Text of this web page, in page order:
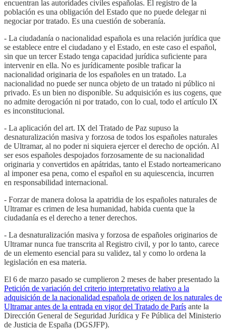
encuentran las autoridades civiles españolas. El registro de la
población es una obligación del Estado que no puede delegar ni
negociar por tratado. Es una cuestión de soberanía.
- La ciudadanía o nacionalidad española es una relación jurídica que
se establece entre el ciudadano y el Estado, en este caso el español,
sin que un tercer Estado tenga capacidad jurídica suficiente para
intervenir en ella. No es jurídicamente posible traficar la
nacionalidad originaria de los españoles en un tratado. La
nacionalidad no puede ser nunca objeto de un tratado ni público ni
privado. Es un bien no disponible. Su adquisición es ius cogens, que
no admite derogación ni por tratado, con lo cual, todo el artículo IX
es inconstitucional.
- La aplicación del art. IX del Tratado de Paz supuso la
desnaturalización masiva y forzosa de todos los españoles naturales
de Ultramar, al no poder ni siquiera ejercer el derecho de opción. Al
ser esos españoles despojados forzosamente de su nacionalidad
originaria y convertidos en apátridas, tanto el Estado norteamericano
al imponer esa pena, como el español en su aquiescencia, incurren
en responsabilidad internacional.
- Forzar de manera dolosa la apatridia de los españoles naturales de
Ultramar es crimen de lesa humanidad, habida cuenta que la
ciudadanía es el derecho a tener derechos.
- La desnaturalización masiva y forzosa de españoles originarios de
Ultramar nunca fue transcrita al Registro civil, y por lo tanto, carece
de un elemento esencial para su validez, tal y como lo ordena la
legislación en esa materia.
El 6 de marzo pasado se cumplieron 2 meses de haber presentado la
Petición de variación del criterio interpretativo relativo a la
adquisición de la nacionalidad española de origen de los naturales de
Ultramar antes de la entrada en vigor del Tratado de París ante la
Dirección General de Seguridad Jurídica y Fe Pública del Ministerio
de Justicia de España (DGSJFP).